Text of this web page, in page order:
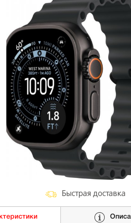
Быстрая доставка